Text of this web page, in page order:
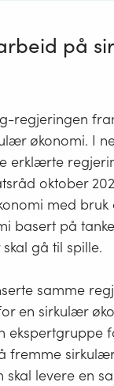
som
blir
de ikke er i
nytt, for
brukes videre.
og
betyr at
eksempel ved
om til
nye
på
regjeringen
økonomi. I
erklærte
oktober
med bruk
basert på
gå til spille.
samme
en sirkulær
ekspertgruppe
fremme
skal levere en